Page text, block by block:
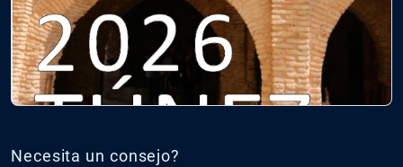
Necesita un consejo?